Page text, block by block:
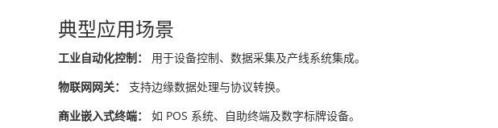
典型应用场景
工业自动化控制：
用于设备控制、数据采集及产线系统集成。
物联网网关：
支持边缘数据处理与协议转换。
商业嵌入式终端：
如 POS 系统、自助终端及数字标牌设备。